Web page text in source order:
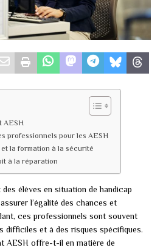
AESH
professionnels pour les AESH
la formation à la sécurité
à la réparation
élèves en situation de handicap
l’égalité des chances et
ces professionnels sont souvent
difficiles et à des risques spécifiques.
AESH offre-t-il en matière de